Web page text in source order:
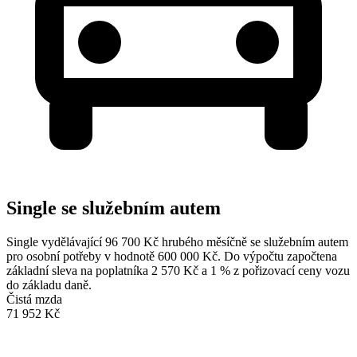
Single se služebním autem
Single vydělávající 96 700 Kč hrubého měsíčně se služebním autem
pro osobní potřeby v hodnotě 600 000 Kč. Do výpočtu započtena
základní sleva na poplatníka 2 570 Kč a 1 % z pořizovací ceny vozu
do základu daně.
Čistá mzda
71 952 Kč